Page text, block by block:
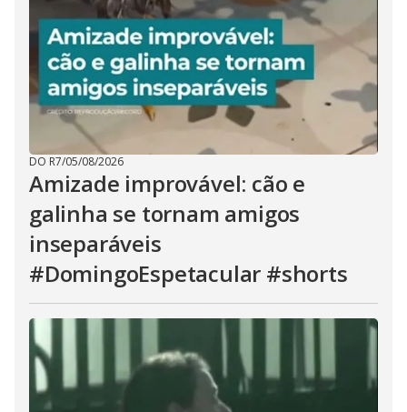
DO R7/05/08/2026
Amizade improvável: cão e
galinha se tornam amigos
inseparáveis
#DomingoEspetacular #shorts